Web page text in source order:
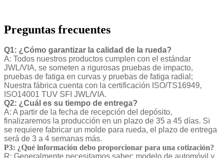
Preguntas frecuentes
Q1: ¿Cómo garantizar la calidad de la rueda?
A: Todos nuestros productos cumplen con el estándar
JWL/VIA, se someten a rigurosas pruebas de impacto,
pruebas de fatiga en curvas y pruebas de fatiga radial;
Nuestra fábrica cuenta con la certificación ISO/TS16949,
ISO14001 TUV SFI JWL/VIA.
Q2: ¿Cuál es su tiempo de entrega?
A: A partir de la fecha de recepción del depósito,
finalizaremos la producción en un plazo de 35 a 45 días. Si
se requiere fabricar un molde para rueda, el plazo de entrega
será de 3 a 4 semanas más.
P3: ¿Qué información debo proporcionar para una cotización?